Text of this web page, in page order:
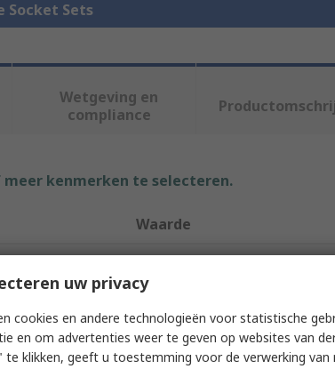
Socket Sets
Wetgeving en
compliance
kenmerken te selecteren.
Waarde
1/2 in, 3/8 in
uw privacy
cookies en andere technologieën voor statistische
en om advertenties weer te geven op websites van
te klikken, geeft u toestemming voor de verwerking van